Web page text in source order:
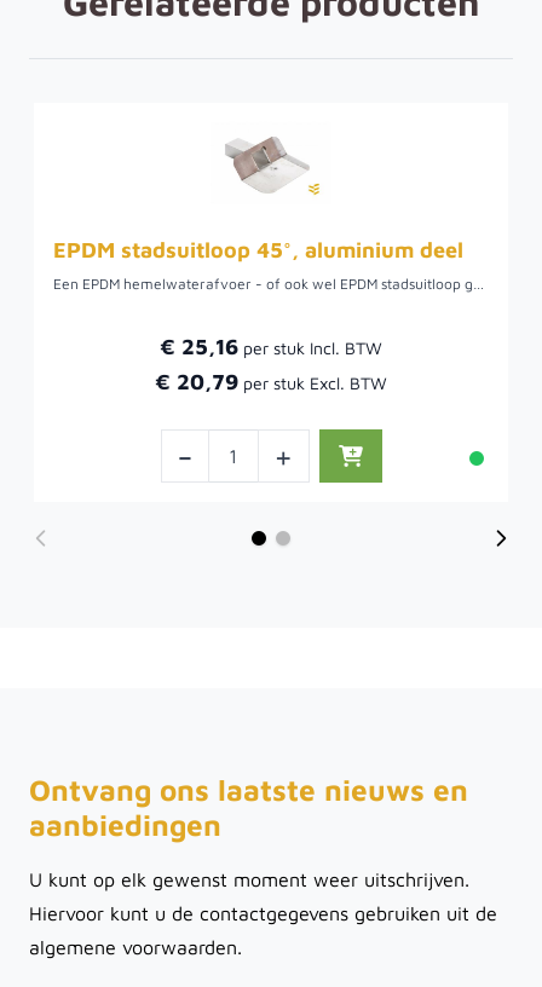
EPDM stadsuitloop 45°, aluminium deel
Een EPDM hemelwaterafvoer - of ook wel EPDM stadsuitloop genoemd - is speciaal gemaakt om te monteren in combinatie met EPDM dakbedekking. De opstaande dakrand is aan de dakzijde 45 graden, voor de verwerking van de EPDM hemelwaterafvoer maakt het niet uit om welke hoek het gaat.
€ 25,16
€ 20,79
- +
Ontvang ons laatste nieuws en
aanbiedingen
U kunt op elk gewenst moment weer uitschrijven.
Hiervoor kunt u de contactgegevens gebruiken uit de
algemene voorwaarden.